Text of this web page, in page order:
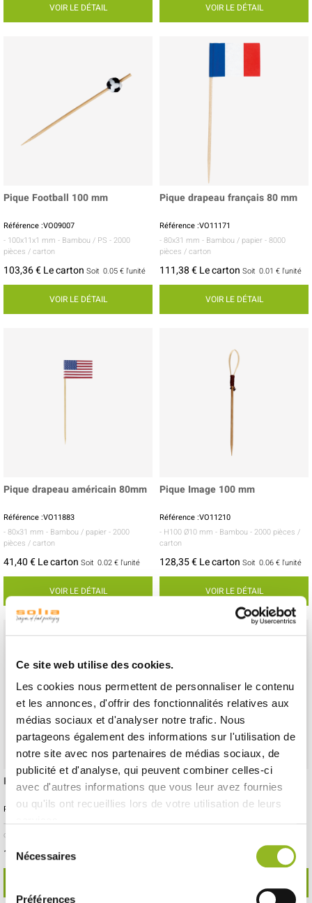
Ce site web utilise des cookies.
Les cookies nous permettent de personnaliser le contenu
et les annonces, d'offrir des fonctionnalités relatives aux
médias sociaux et d'analyser notre trafic. Nous
partageons également des informations sur l'utilisation de
notre site avec nos partenaires de médias sociaux, de
publicité et d'analyse, qui peuvent combiner celles-ci
avec d'autres informations que vous leur avez fournies
ou qu'ils ont recueillies lors de votre utilisation de leurs
Nécessaires
Préférences
VOIR LE DÉTAIL VOIR LE DÉTAIL
Pique Football 100 mm
Référence :VO09007
- 100x11x1 mm - Bambou / PS - 2000
pièces / carton
103,36 € Le carton Soit 0.05 € l'unité
VOIR LE DÉTAIL
Pique drapeau français 80 mm
Référence :VO11171
- 80x31 mm - Bambou / papier- 8000
pièces / carton
111,38 € Le carton Soit 0.01 € l'unité
VOIR LE DÉTAIL
Pique drapeau américain 80mm
Référence :VO11883
- 80x31 mm - Bambou / papier- 2000
pièces / carton
41,40 € Le carton Soit 0.02 € l'unité
VOIR LE DÉTAIL
Pique Image 100 mm
Référence :VO11210
- H100 Ø10 mm - Bambou - 2000 pièces /
carton
128,35 € Le carton Soit 0.06 € l'unité
VOIR LE DÉTAIL
Pique Trident bambou 85 mm
Référence :VO11212
- H85 Ø5 mm
carton
155,17 € Le carton
Pique bille pyrogravée 120 mm
Référence :VO11220
0.04 € l'unité